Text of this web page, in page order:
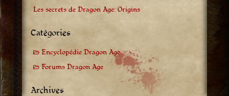
Les secrets de Dragon Age: Origins
Catégories
Encyclopédie Dragon Age
Forums Dragon Age
Archives